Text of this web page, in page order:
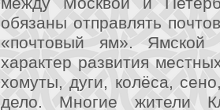
обязаны отправлять
«почтовый ям». Ямской
характер развития
хомуты, дуги, колёса,
дело. Многие жители